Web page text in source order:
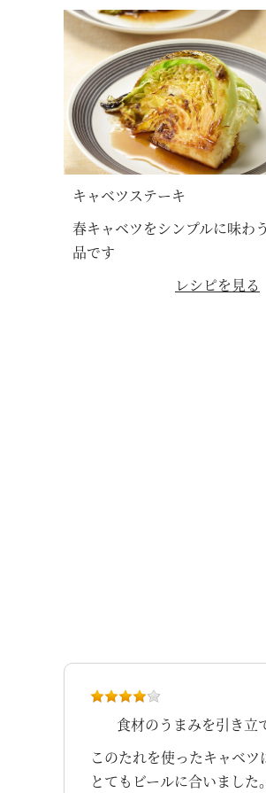
キャベツステーキ
春キャベツをシンプルに味わ
品です
レシピを見る
食材のうまみを引き立
このたれを使ったキャベツ
とてもビールに合いまし